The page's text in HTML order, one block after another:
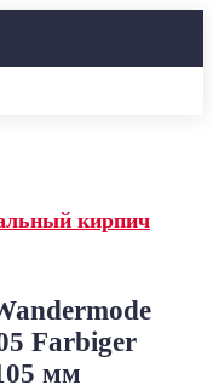
кирпич
Farbiger
мм